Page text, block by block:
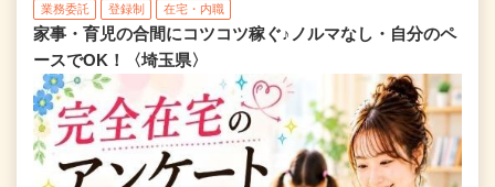
業務委託 登録制 在宅・内職
家事・育児の合間にコツコツ稼ぐ♪ノルマなし・自分のペ
ースでOK！〈埼玉県〉